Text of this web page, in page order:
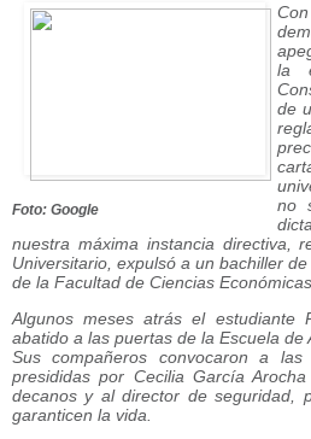
Foto: Google
la
de
no
nuestra máxima instancia directiva,
Universitario, expulsó a un bachiller
de la Facultad de Ciencias
Algunos meses atrás el estudiante
abatido a las puertas de la Escuela de
Sus compañeros convocaron a las
presididas por Cecilia García
decanos y al director de seguridad,
garanticen la vida.